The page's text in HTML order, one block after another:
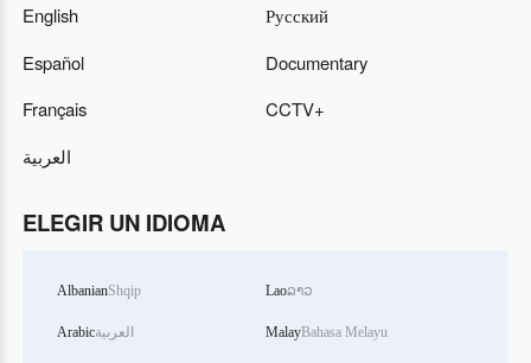
English
Español
Français
العربية
Русский
Documentary
CCTV+
ELEGIR UN IDIOMA
AlbanianShqip
Arabicالعربية
Laoລາວ
MalayBahasa Melayu